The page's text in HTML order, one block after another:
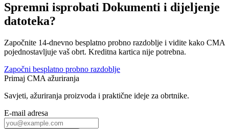
Spremni isprobati Dokumenti i dijeljenje
datoteka?
Započnite 14-dnevno besplatno probno razdoblje i vidite kako CMA
pojednostavljuje vaš obrt. Kreditna kartica nije potrebna.
Započni besplatno probno razdoblje
Primaj CMA ažuriranja
Savjeti, ažuriranja proizvoda i praktične ideje za obrtnike.
E-mail adresa